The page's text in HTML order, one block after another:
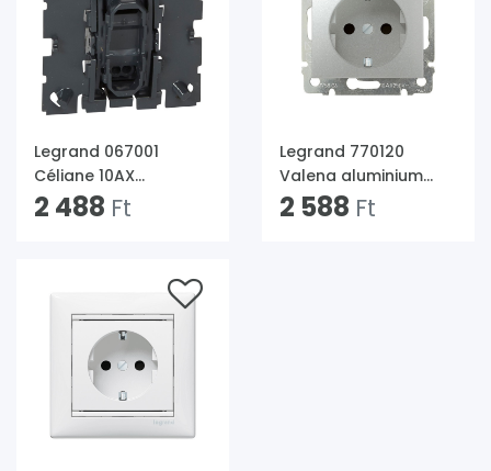
Legrand 067001
Céliane 10AX
váltókapcsoló
2 488 Ft
Legrand 770120
Valena aluminium
2P+F csatlakozóaljzat
2 588 Ft